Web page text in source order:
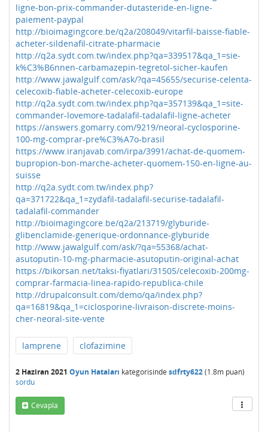
ligne-bon-prix-commander-dutasteride-en-ligne-
paiement-paypal
http://bioimagingcore.be/q2a/208049/vitarfil-baisse-fiable-
acheter-sildenafil-citrate-pharmacie
http://q2a.sydt.com.tw/index.php?qa=339517&qa_1=sie-
k%C3%B6nnen-carbamazepin-tegretol-sicher-kaufen
http://www.jawalgulf.com/ask/?qa=45655/securise-celenta-
celecoxib-fiable-acheter-celecoxib-europe
http://q2a.sydt.com.tw/index.php?qa=357139&qa_1=site-
commander-lovemore-tadalafil-tadalafil-ligne-acheter
https://answers.gomarry.com/9219/neoral-cyclosporine-
100-mg-comprar-pre%C3%A7o-brasil
https://www.iranjavab.com/irpa/3991/achat-de-quomem-
bupropion-bon-marche-acheter-quomem-150-en-ligne-au-
suisse
http://q2a.sydt.com.tw/index.php?
qa=371722&qa_1=zydafil-tadalafil-securise-tadalafil-
tadalafil-commander
http://bioimagingcore.be/q2a/213719/glyburide-
glibenclamide-generique-ordonnance-glyburide
http://www.jawalgulf.com/ask/?qa=55368/achat-
asutoputin-10-mg-pharmacie-asutoputin-original-achat
https://bikorsan.net/taksi-fiyatlari/31505/celecoxib-200mg-
comprar-farmacia-linea-rapido-republica-chile
http://drupalconsult.com/demo/qa/index.php?
qa=16819&qa_1=ciclosporine-livraison-discrete-moins-
cher-neoral-site-vente
lamprene clofazimine
2 Haziran 2021 Oyun Hataları kategorisinde sdfrty622(1.8m puan)
sordu
Cevapla